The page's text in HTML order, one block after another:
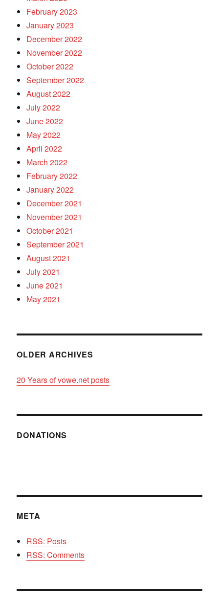
February 2023
January 2023
December 2022
November 2022
October 2022
September 2022
August 2022
July 2022
June 2022
May 2022
April 2022
March 2022
February 2022
January 2022
December 2021
November 2021
October 2021
September 2021
August 2021
July 2021
June 2021
May 2021
OLDER ARCHIVES
20 Years of vowe.net posts
DONATIONS
META
RSS: Posts
RSS: Comments